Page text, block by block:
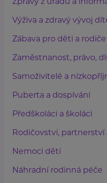
Výživa a zdravý vývoj
Zábava pro děti a rodiče
Zaměstnanost, právo,
Samoživitelé a
Puberta a dospívání
Předškoláci a školáci
Rodičovství,
Nemoci dětí
Náhradní rodinná péče